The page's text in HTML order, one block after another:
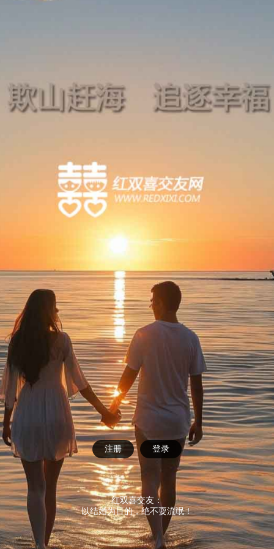
注册 登录
红双喜交友：
以结婚为目的，绝不耍流氓！